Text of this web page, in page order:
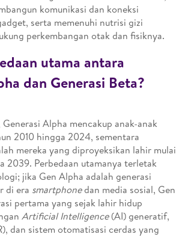
komunikasi dan koneksi
serta memenuhi nutrisi gizi
perkembangan otak dan fisiknya.
utama antara
dan Generasi Beta?
Alpha mencakup anak-anak
2010 hingga 2024, sementara
mereka yang diproyeksikan lahir mulai
2039. Perbedaan utamanya terletak
jika Gen Alpha adalah generasi
di era smartphonedan media sosial, Gen
pertama yang sejak lahir hidup
Artificial Intelligence(AI) generatif,
dan sistem otomatisasi cerdas yang